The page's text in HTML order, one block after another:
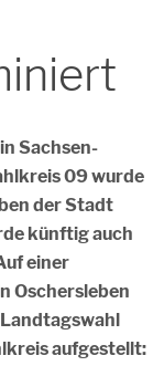
Sachsen-
09 wurde
der Stadt
künftig auch
einer
Oschersleben
aufgestellt: